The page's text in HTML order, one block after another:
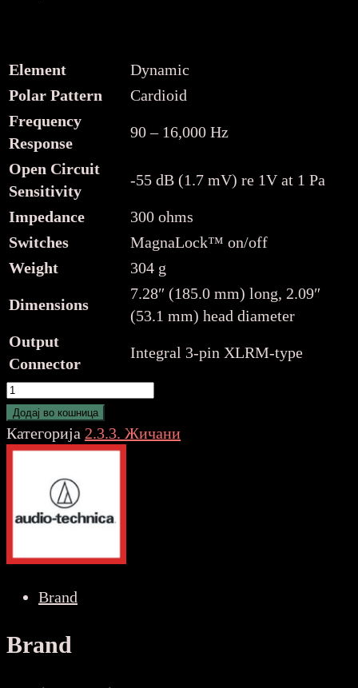
Element
Dynamic
Polar Pattern
Cardioid
Frequency
Response
90 – 16,000 Hz
Open Circuit
Sensitivity
-55 dB (1.7 mV) re 1V at 1 Pa
Impedance
300 ohms
Switches
MagnaLock™ on/off
Weight
304 g
Dimensions
7.28″ (185.0 mm) long, 2.09″
(53.1 mm) head diameter
Output
Connector
Integral 3-pin XLRM-type
Audio
Technica
PRO41
количина
Додај во кошница
Категорија 2.3.3. Жичани
Brand
Brand